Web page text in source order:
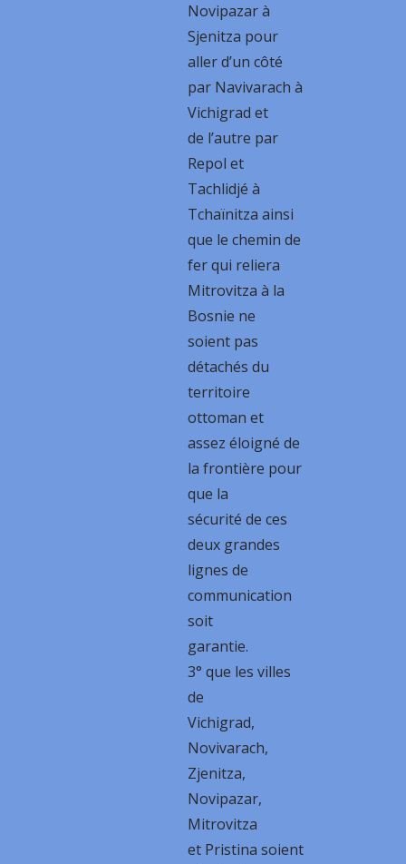
Novipazar à
Sjenitza pour
aller d’un côté
par Navivarach à
Vichigrad et
de l’autre par
Repol et
Tachlidjé à
Tchaïnitza ainsi
que le chemin de
fer qui reliera
Mitrovitza à la
Bosnie ne
soient pas
détachés du
territoire
ottoman et
assez éloigné de
la frontière pour
que la
sécurité de ces
deux grandes
lignes de
communication
soit
garantie.
3° que les villes
de
Vichigrad,
Novivarach,
Zjenitza,
Novipazar,
Mitrovitza
et Pristina soient